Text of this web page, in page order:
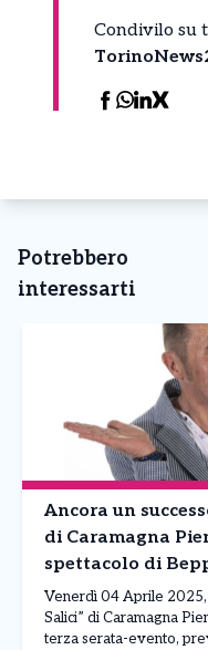
Condivilo su
Potrebbero
interessarti
Ancora un
di Caramagna
spettacolo di
evento
Venerdì 04 Aprile
Salici” di Caramagna
terza serata-evento,